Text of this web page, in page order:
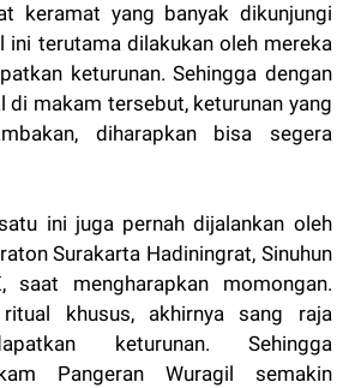
keramat yang banyak dikunjungi
ini terutama dilakukan oleh mereka
keturunan. Sehingga dengan
di makam tersebut, keturunan yang
diharapkan bisa segera
ini juga pernah dijalankan oleh
Surakarta Hadiningrat, Sinuhun
saat mengharapkan momongan.
khusus, akhirnya sang raja
keturunan. Sehingga
Pangeran Wuragil semakin